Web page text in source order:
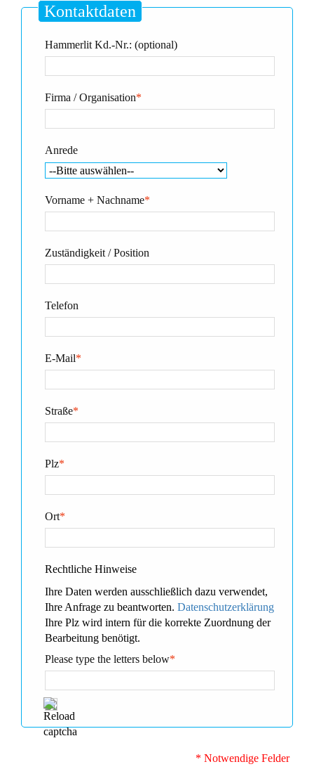
Kontaktdaten
Hammerlit Kd.-Nr.: (optional)
*
Firma / Organisation
Anrede
*
Vorname + Nachname
Zuständigkeit / Position
Telefon
*
E-Mail
*
Straße
*
Plz
*
Ort
Rechtliche Hinweise
Ihre Daten werden ausschließlich dazu verwendet,
Ihre Anfrage zu beantworten. Datenschutzerklärung
Ihre Plz wird intern für die korrekte Zuordnung der
Bearbeitung benötigt.
*
Please type the letters below
* Notwendige Felder